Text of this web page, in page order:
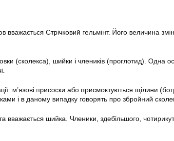
Стрічковий гельмінт. Його величина
(сколекса), шийки і члеників (проглотид). Одна
м’язові присоски або присмоктуються щілини
і в даному випадку говорять про збройний
вважається шийка. Членики, здебільшого,